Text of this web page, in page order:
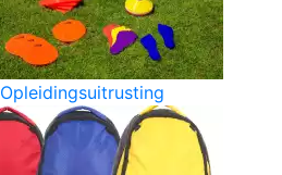
Opleidingsuitrusting